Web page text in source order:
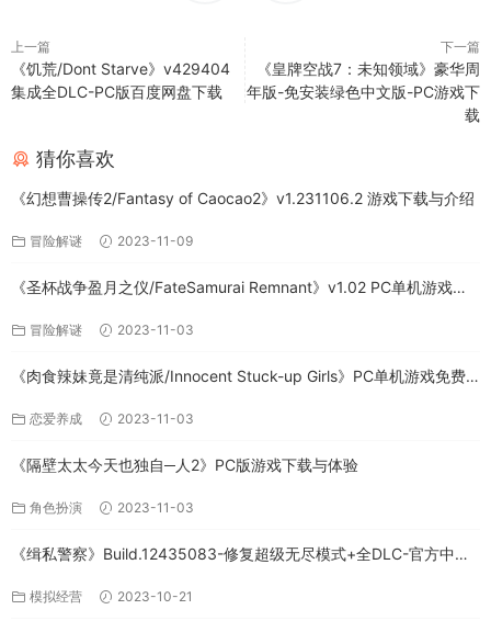
上一篇
《饥荒/Dont Starve》v429404
集成全DLC-PC版百度网盘下载
下一篇
《皇牌空战7：未知领域》豪华周
年版-免安装绿色中文版-PC游戏下
载
猜你喜欢
《幻想曹操传2/Fantasy of Caocao2》v1.231106.2 游戏下载与介绍
冒险解谜 2023-11-09
《圣杯战争盈月之仪/FateSamurai Remnant》v1.02 PC单机游戏下
冒险解谜 2023-11-03
《肉食辣妹竟是清纯派/Innocent Stuck-up Girls》PC单机游戏免费
恋爱养成 2023-11-03
《隔壁太太今天也独自─人2》PC版游戏下载与体验
角色扮演 2023-11-03
《缉私警察》Build.12435083-修复超级无尽模式+全DLC-官方中文-
模拟经营 2023-10-21